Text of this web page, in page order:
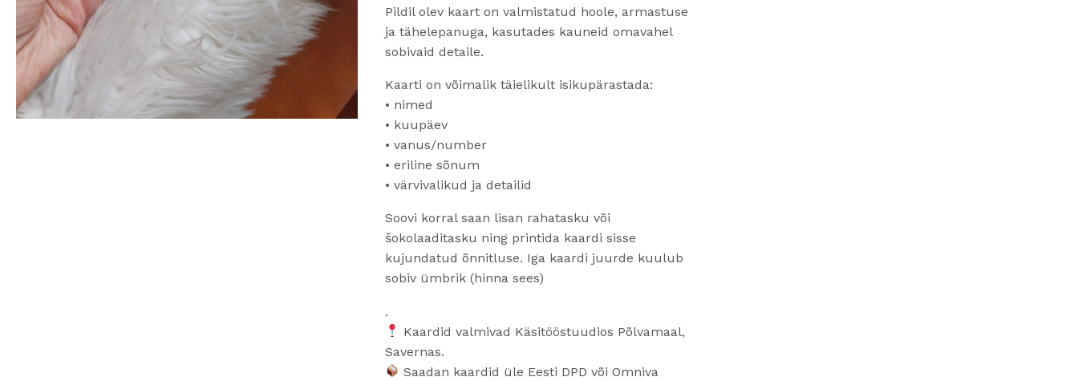
Pildil olev kaart on valmistatud hoole, armastuse
ja tähelepanuga, kasutades kauneid omavahel
sobivaid detaile.
Kaarti on võimalik täielikult isikupärastada:
• nimed
• kuupäev
• vanus/number
• eriline sõnum
• värvivalikud ja detailid
Soovi korral saan lisan rahatasku või
šokolaaditasku ning printida kaardi sisse
kujundatud õnnitluse. Iga kaardi juurde kuulub
sobiv ümbrik (hinna sees)
.
Kaardid valmivad Käsitööstuudios Põlvamaal,
Savernas.
Saadan kaardid üle Eesti DPD või Omniva